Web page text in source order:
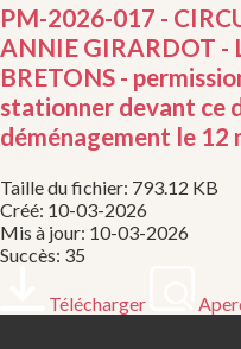
PM-2026-017 -
ANNIE GIRARDOT -
BRETONS -
stationner devant ce
déménagement le 12
Taille du fichier: 793.12 KB
Créé: 10-03-2026
Mis à jour: 10-03-2026
Succès: 35
Télécharger